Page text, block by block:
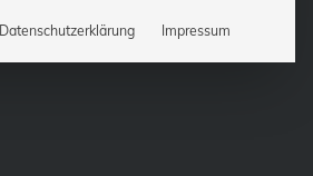
Datenschutzerklärung Impressum